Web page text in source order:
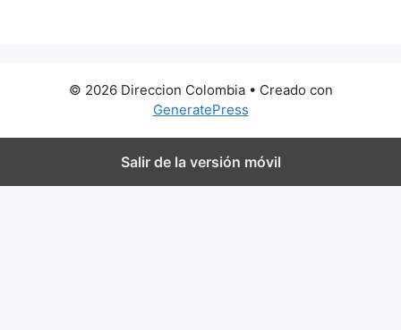
© 2026 Direccion Colombia• Creado con
GeneratePress
Salir de la versión móvil